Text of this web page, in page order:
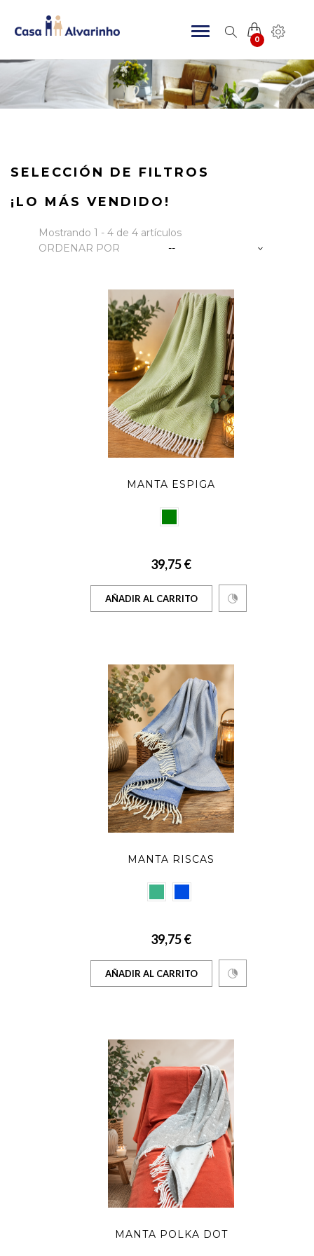
0
SELECCIÓN DE FILTROS
¡LO MÁS VENDIDO!
Mostrando 1 - 4 de 4 artículos
ORDENAR POR
--
MANTA ESPIGA
39,75 €
AÑADIR AL CARRITO
MANTA RISCAS
39,75 €
AÑADIR AL CARRITO
MANTA POLKA DOT